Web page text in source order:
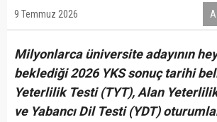
9 Temmuz 2026
Milyonlarca üniversite adayının
beklediği 2026 YKS sonuç tarihi
Yeterlilik Testi (TYT), Alan
ve Yabancı Dil Testi (YDT)